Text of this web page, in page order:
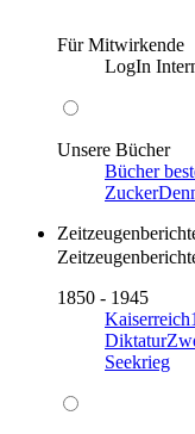
Für Mitwirkende
LogIn
Unsere Bücher
Bücher
Zucker
1850 - 1945
Kaiserreich
Diktatur
Seekrieg